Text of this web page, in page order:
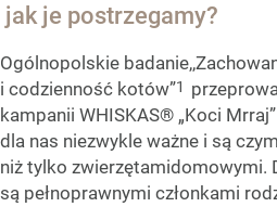
jak je postrzegamy?
Ogólnopolskie
i codzienność kotów”1
kampanii WHISKAS® „Koci
dla nas niezwykle ważne i są
niż tylko zwierzętamidomowymi.
są pełnoprawnymi członkami